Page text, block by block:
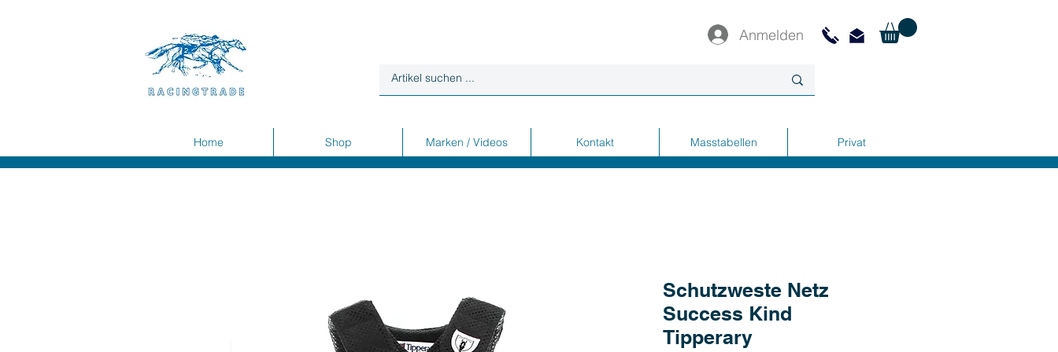
Anmelden
Home Shop Marken / Videos Kontakt Masstabellen Privat
Schutzweste Netz
Success Kind
Tipperary